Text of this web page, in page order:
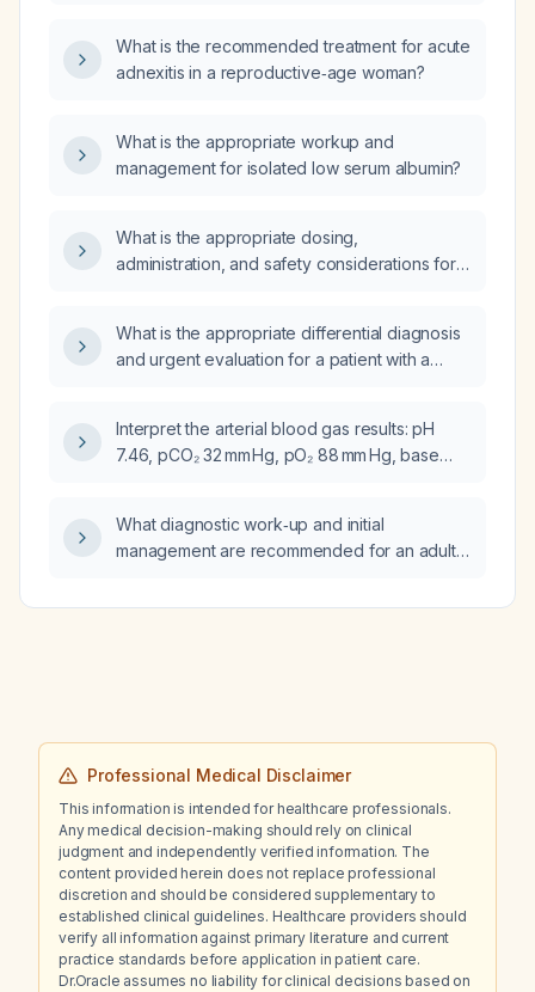
What is the recommended treatment for acute
adnexitis in a reproductive‑age woman?
What is the appropriate workup and
management for isolated low serum albumin?
What is the appropriate dosing,
administration, and safety considerations for
What is the appropriate differential diagnosis
and urgent evaluation for a patient with a
experienced unintentional weight loss of 20–
30 lb, decreased appetite, light‑headedness
when lying supine, severe muscle tension,
migraines, fingertip paresthesias, palpitations,
Interpret the arterial blood gas results: pH
7.46, pCO₂ 32 mm Hg, pO₂ 88 mm Hg, base
What diagnostic work‑up and initial
management are recommended for an adult
decreased appetite, chronic severe anxiety
thyroid disease treated with levothyroxine
and liothyronine?
Professional Medical Disclaimer
This information is intended for healthcare professionals.
Any medical decision-making should rely on clinical
judgment and independently verified information. The
content provided herein does not replace professional
discretion and should be considered supplementary to
established clinical guidelines. Healthcare providers should
verify all information against primary literature and current
practice standards before application in patient care.
Dr.Oracle assumes no liability for clinical decisions based on